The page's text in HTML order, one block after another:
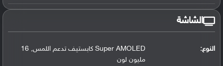
الشاشة
النوع:
Super AMOLED كابستيف تدعم اللمس, 16
مليون لون